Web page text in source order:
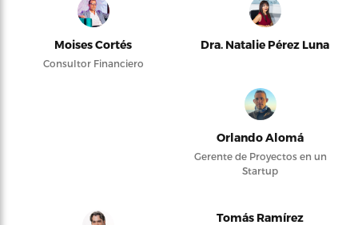
Moises Cortés
Consultor Financiero
Dra. Natalie Pérez Luna
Orlando Alomá
Gerente de Proyectos en un
Startup
Tomás Ramírez